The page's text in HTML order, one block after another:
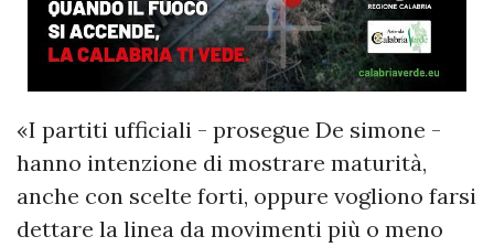
«I partiti ufficiali - prosegue De simone -
hanno intenzione di mostrare maturità,
anche con scelte forti, oppure vogliono farsi
dettare la linea da movimenti più o meno